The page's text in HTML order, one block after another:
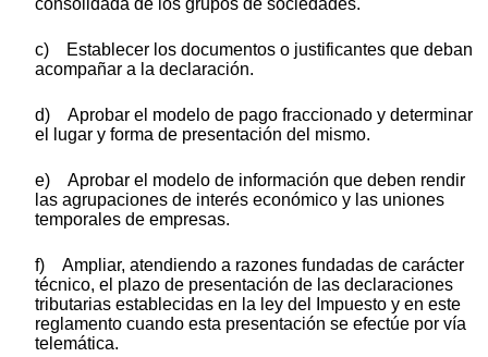
consolidada de los grupos de sociedades.
c) Establecer los documentos o justificantes que deban
acompañar a la declaración.
d) Aprobar el modelo de pago fraccionado y determinar
el lugar y forma de presentación del mismo.
e) Aprobar el modelo de información que deben rendir
las agrupaciones de interés económico y las uniones
temporales de empresas.
f) Ampliar, atendiendo a razones fundadas de carácter
técnico, el plazo de presentación de las declaraciones
tributarias establecidas en la ley del Impuesto y en este
reglamento cuando esta presentación se efectúe por vía
telemática.